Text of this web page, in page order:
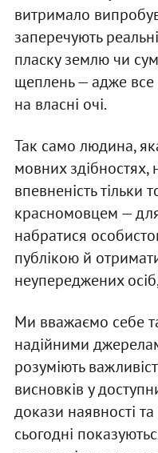
витримало
заперечують
пласку землю чи
щеплень — адже
на власні очі.
Так само людина,
мовних
впевненість тільки
красномовцем —
набратися
публікою й
неупереджених
Ми вважаємо себе та
надійними
розуміють
висновків у
докази наявності
сьогодні